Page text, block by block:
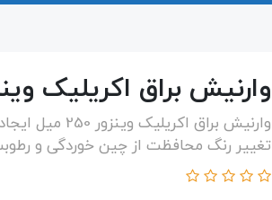
وارنیش براق اکریلیک وینزور
وارنیش براق
تغییر رنگ محافظت از چین خوردگی و